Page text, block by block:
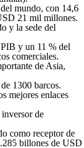
mundo, con 14,6
21 mil millones.
y la sede del
y un 11 % del
comerciales.
de Asia,
1300 barcos.
mejores enlaces
de
como receptor de
billones de USD